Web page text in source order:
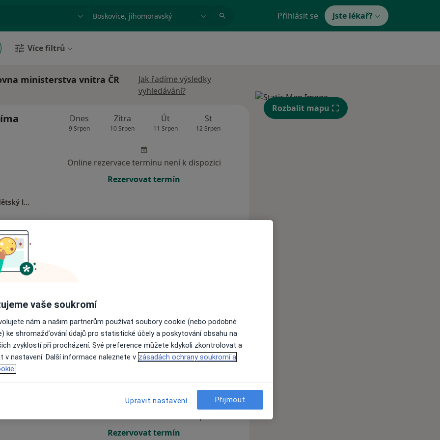
Přihlásit se Jste lékař?
Více filtrů
ministerstva vnitra ČR
Jak řadíme výsledky
vyhledávání?
Praktický lékař pro děti a dorost, odborný dětský lékař, péče o rizikové novorozence a kojence
Dnes
9 Srpen
Zítra
10 Srpen
Út
11 Srpen
St
12 Srpen
Pá So
Online rezervace termínu není k dispozici
Rezervovat termín
Rezervovat termín
Rozbalit mapu
vaše soukromí
nám a našim partnerům používat soubory cookie (nebo podobné
ke shromažďování údajů pro statistické účely a poskytování obsahu na
zvyklostí při procházení. Své preference můžete kdykoli zkontrolovat a
v nastavení. Další informace naleznete v zásadách ochrany soukromí a
Upravit nastavení Přijmout